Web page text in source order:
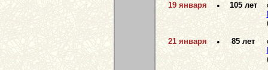
19 января • 105 лет
21 января • 85 лет